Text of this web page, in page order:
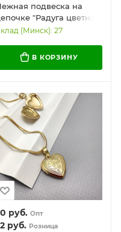
подвеска на
"Радуга цветная
серебре"(Минск): 27
В КОРЗИНУ
руб. Опт
руб. Розница